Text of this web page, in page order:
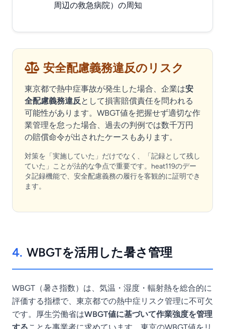
周辺の救急病院）の周知
安全配慮義務違反のリスク
東京都で熱中症事故が発生した場合、企業は安
全配慮義務違反として損害賠償責任を問われる
可能性があります。WBGT値を把握せず適切な作
業管理を怠った場合、過去の判例では数千万円
の賠償命令が出されたケースもあります。
対策を「実施していた」だけでなく、「記録として残し
ていた」ことが法的な争点で重要です。heat119のデー
タ記録機能で、安全配慮義務の履行を客観的に証明でき
ます。
4. WBGTを活用した暑さ管理
WBGT（暑さ指数）は、気温・湿度・輻射熱を総合的に
評価する指標で、東京都での熱中症リスク管理に不可欠
です。厚生労働省はWBGT値に基づいて作業強度を管理